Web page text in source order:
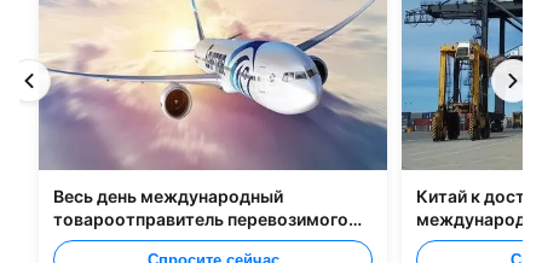
Весь день международный
товароотправитель перевозимого
самолетами груза от Китая к Маниле
Китай к